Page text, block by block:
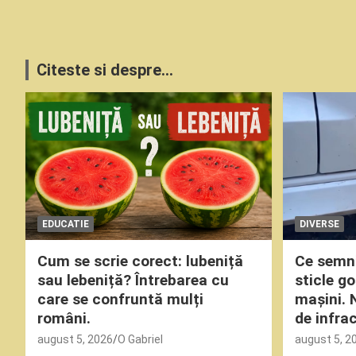
Citeste si despre...
EDUCATIE
Cum se scrie corect: lubeniță
sau lebeniță? Întrebarea cu
care se confruntă mulți
români.
august 5, 2026 O Gabriel
DIVERSE
Ce
sticle
mașini.
de
august 5,